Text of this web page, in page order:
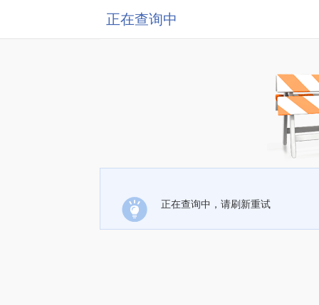
正在查询中
正在查询中，请刷新重试